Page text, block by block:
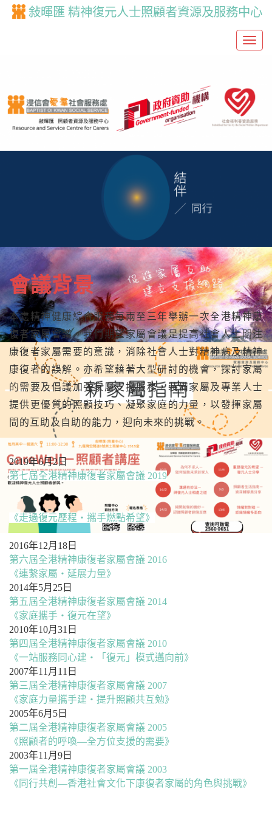
敍暉匯 精神復元人士照顧者資源及服務中心
T
g
l
o
n
會議背景
本處精神健康綜合服務每兩至三年舉辦一次全港精神康
復者家屬會議。我們期望家屬會議是提高社會人士關注
康復者家屬需要的意識，消除社會人士對精神病及精神
康復者的誤解。亦希望藉著大型研討的機會，探討家屬
的需要及倡議加強家屬支援服務，裝備家屬及專業人士
提供更優質的照顧技巧、凝聚家庭的力量，以發揮家屬
間的互助及自助的能力，迎向未來的挑戰。
2019年6月2日
第七屆全港精神康復者家屬會議 2019
《走過復元歷程‧攜手燃點希望》
2016年12月18日
第六屆全港精神康復者家屬會議 2016
《連繫家屬‧延展力量》
2014年5月25日
第五屆全港精神康復者家屬會議 2014
《家庭攜手‧復元在望》
2010年10月31日
第四屆全港精神康復者家屬會議 2010
《一站服務同心建‧「復元」模式邁向前》
2007年11月11日
第三屆全港精神康復者家屬會議 2007
《家庭力量攜手建‧提升照顧共互勉》
2005年6月5日
第二屆全港精神康復者家屬會議 2005
《照顧者的呼喚—全方位支援的需要》
2003年11月9日
第一屆全港精神康復者家屬會議 2003
《同行共創—香港社會文化下康復者家屬的角色與挑戰》